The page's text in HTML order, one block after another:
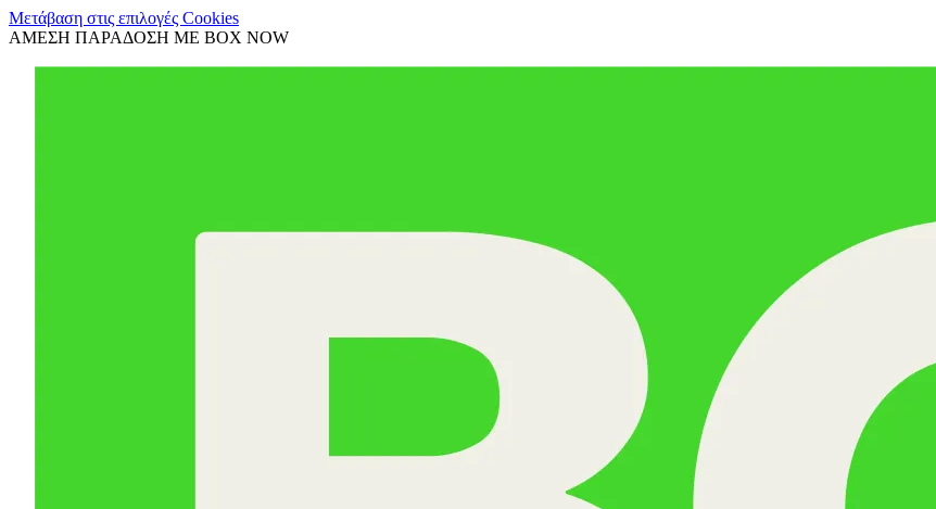
Μετάβαση στις επιλογές Cookies
ΑΜΕΣΗ ΠΑΡΑΔΟΣΗ ΜΕ BOX NOW